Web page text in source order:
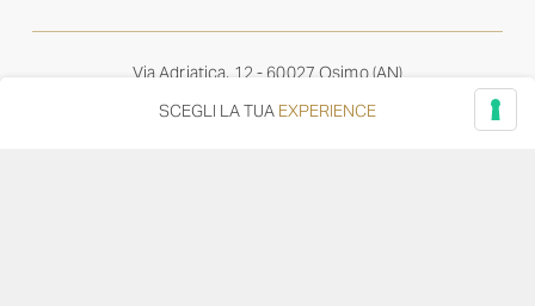
Via Adriatica, 12 - 60027 Osimo (AN)
wine@umanironchi.it
SCEGLI LA TUA EXPERIENCE